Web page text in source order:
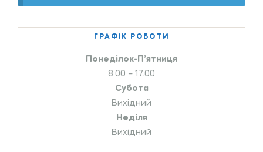
ГРАФІК РОБОТИ
Понеділок-П’ятниця
8.00 – 17.00
Субота
Вихідний
Неділя
Вихідний